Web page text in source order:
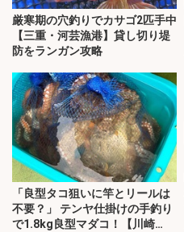
厳寒期の穴釣りでカサゴ2匹手中
【三重・河芸漁港】貸し切り堤
防をランガン攻略
「良型タコ狙いに竿とリールは
不要？」 テンヤ仕掛けの手釣り
で1.8kg良型マダコ！【川崎